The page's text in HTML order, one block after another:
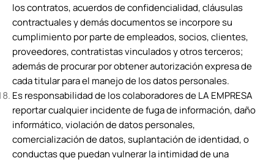
los contratos, acuerdos de confidencialidad, cláusulas
contractuales y demás documentos se incorpore su
cumplimiento por parte de empleados, socios, clientes,
proveedores, contratistas vinculados y otros terceros;
además de procurar por obtener autorización expresa de
cada titular para el manejo de los datos personales.
Es responsabilidad de los colaboradores de LA EMPRESA
reportar cualquier incidente de fuga de información, daño
informático, violación de datos personales,
comercialización de datos, suplantación de identidad, o
conductas que puedan vulnerar la intimidad de una